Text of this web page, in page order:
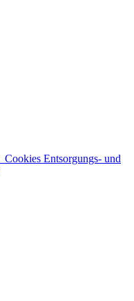
Cookies Entsorgungs- und